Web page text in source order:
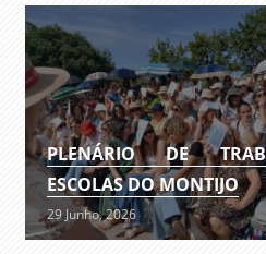
PLENÁRIO DE
ESCOLAS DO MONTIJO
29 Junho, 2026